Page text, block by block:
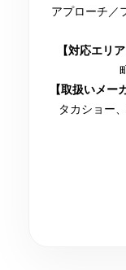
アプローチ／
【対応エリア
【取扱いメー
タカショー